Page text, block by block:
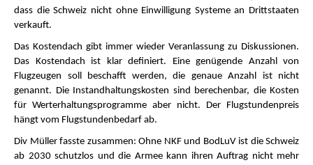
dass die Schweiz nicht ohne Einwilligung Systeme an Drittstaaten
verkauft.
Das Kostendach gibt immer wieder Veranlassung zu Diskussionen.
Das Kostendach ist klar definiert. Eine genügende Anzahl von
Flugzeugen soll beschafft werden, die genaue Anzahl ist nicht
genannt. Die Instandhaltungskosten sind berechenbar, die Kosten
für Werterhaltungsprogramme aber nicht. Der Flugstundenpreis
hängt vom Flugstundenbedarf ab.
Div Müller fasste zusammen: Ohne NKF und BodLuV ist die Schweiz
ab 2030 schutzlos und die Armee kann ihren Auftrag nicht mehr